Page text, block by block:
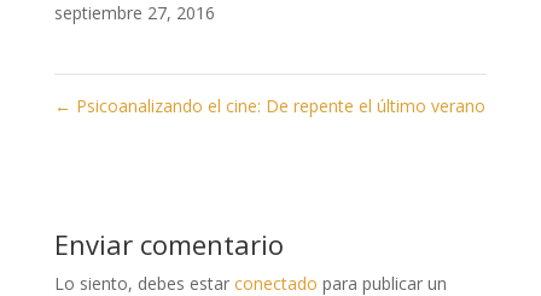
septiembre 27, 2016
← Psicoanalizando el cine: De repente el último verano
Enviar comentario
Lo siento, debes estar conectado para publicar un